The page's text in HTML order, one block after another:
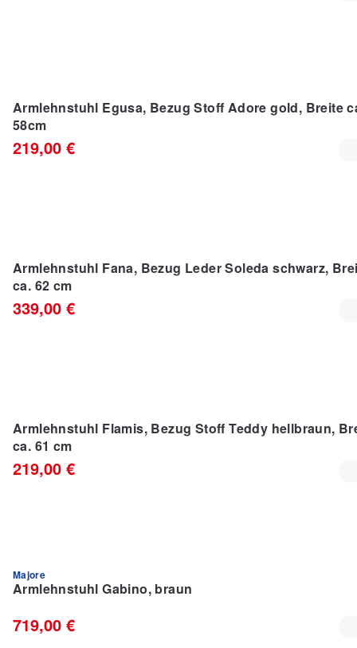
IM TREND
Armlehnstuhl Egusa, Bezug Stoff Adore gold, Breite
58cm
219,00 €
IM TREND
Armlehnstuhl Fana, Bezug Leder Soleda schwarz,
ca. 62 cm
339,00 €
Armlehnstuhl Flamis, Bezug Stoff Teddy hellbraun,
ca. 61 cm
219,00 €
Majore
Armlehnstuhl Gabino, braun
719,00 €